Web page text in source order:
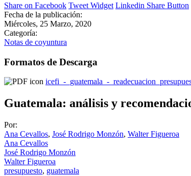
Share on Facebook Tweet Widget Linkedin Share Button
Fecha de la publicación:
Miércoles, 25 Marzo, 2020
Categoría:
Notas de coyuntura
Formatos de Descarga
icefi_-_guatemala_-
Guatemala: análisis y
Por:
Ana Cevallos, José Rodrigo Monzón, Walter Figueroa
Ana Cevallos
José Rodrigo Monzón
Walter Figueroa
presupuesto, guatemala